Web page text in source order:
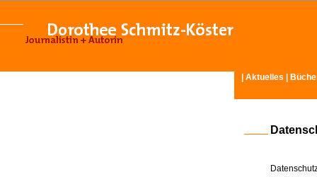
Aktuelles